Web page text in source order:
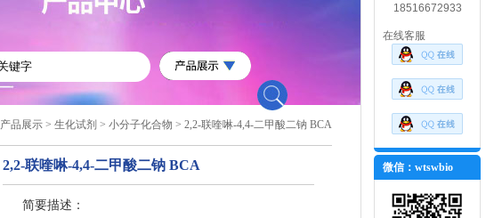
产品展示 > 生化试剂 > 小分子化合物 > 2,2-联喹啉-4,4-二甲酸二钠 BCA
2,2-联喹啉-4,4-二甲酸二钠 BCA
简要描述：
18516672933
在线客服
微信：wtswbio